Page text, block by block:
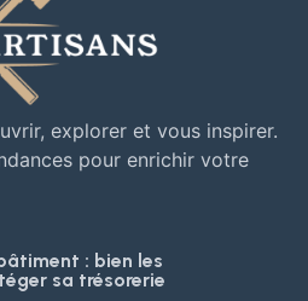
explorer et vous inspirer.
pour enrichir votre
: bien les
sa trésorerie